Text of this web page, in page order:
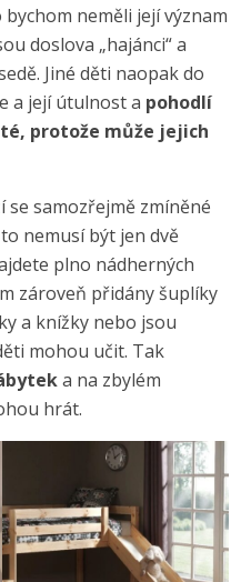
neměli její význam
doslova „hajánci“ a
Jiné děti naopak do
a její útulnost a pohodlí
protože může jejich
se samozřejmě zmíněné
nemusí být jen dvě
plno nádherných
zároveň přidány šuplíky
a knížky nebo jsou
mohou učit. Tak
a na zbylém
hrát.